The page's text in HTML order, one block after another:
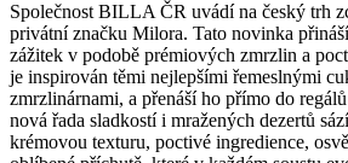
Společnost BILLA ČR uvádí na český trh
privátní značku Milora. Tato novinka
zážitek v podobě prémiových zmrzlin a
je inspirován těmi nejlepšími řemeslnými
zmrzlinárnami, a přenáší ho přímo do
nová řada sladkostí i mražených dezertů
krémovou texturu, poctivé ingredience,